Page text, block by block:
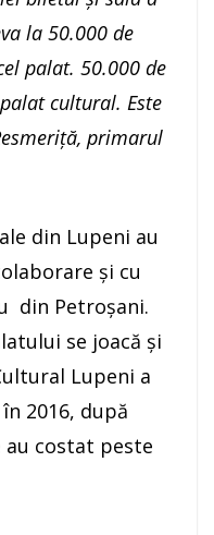
la 50.000 de
palat. 50.000 de
cultural. Este
primarul
din Lupeni au
și cu
din Petroșani.
se joacă și
Lupeni a
2016, după
costat peste